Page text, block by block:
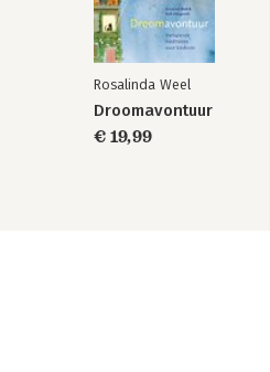
Rosalinda Weel
Droomavontuur
€ 19,99